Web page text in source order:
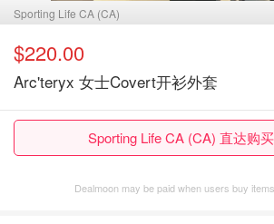
Sporting Life CA (CA)
$220.00
Arc'teryx 女士Covert开衫外套
Sporting Life CA (CA) 直达购
Dealmoon may be paid when users buy